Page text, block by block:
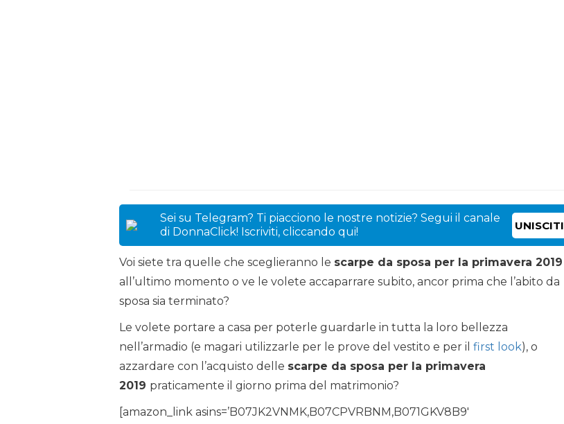
Sei su Telegram? Ti piacciono le nostre notizie? Segui il canale
di DonnaClick! Iscriviti, cliccando qui!
UNISCITI
Voi siete tra quelle che sceglieranno le scarpe da sposa per la primavera 2019
all’ultimo momento o ve le volete accaparrare subito, ancor prima che l’abito da
sposa sia terminato?
Le volete portare a casa per poterle guardarle in tutta la loro bellezza
nell’armadio (e magari utilizzarle per le prove del vestito e per il first look), o
azzardare con l’acquisto delle scarpe da sposa per la primavera
2019 praticamente il giorno prima del matrimonio?
[amazon_link asins=’B07JK2VNMK,B07CPVRBNM,B071GKV8B9′